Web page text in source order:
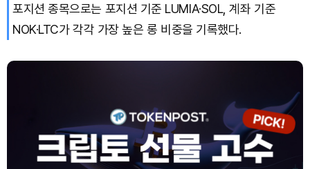
포지션 종목으로는 포지션 기준 LUMIA·SOL, 계좌 기준
NOK·LTC가 각각 가장 높은 롱 비중을 기록했다.